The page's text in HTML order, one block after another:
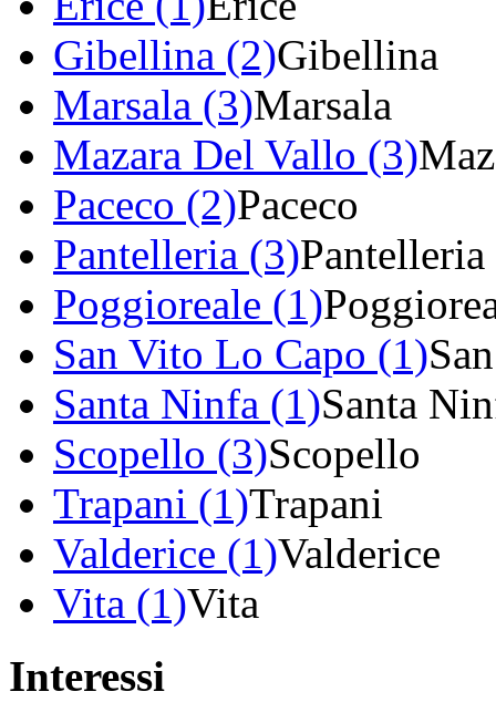
Gibellina (2)Gibellina
Marsala (3)Marsala
Mazara Del Vallo (3)
Paceco (2)Paceco
Pantelleria (3)Pantelleria
Poggioreale (1)
San Vito Lo Capo (1)
Santa Ninfa (1)Santa
Scopello (3)Scopello
Trapani (1)Trapani
Valderice (1)Valderice
Vita (1)Vita
Interessi